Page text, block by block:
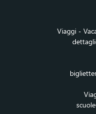
Viaggi -